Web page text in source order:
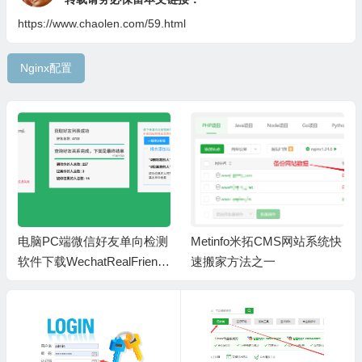
https://www.chaolen.com/59.html
Nginx配置
电脑PC端微信好友单向检测
软件下载WechatRealFriends
Metinfo米拓CMS网站系统快
速搬家方法之一